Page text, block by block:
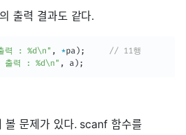
출력 결과도 같다.
력 : %d\n" , *pa ) ;
// 11행
출력 : %d\n" , a ) ;
볼 문제가 있다. scanf 함수를